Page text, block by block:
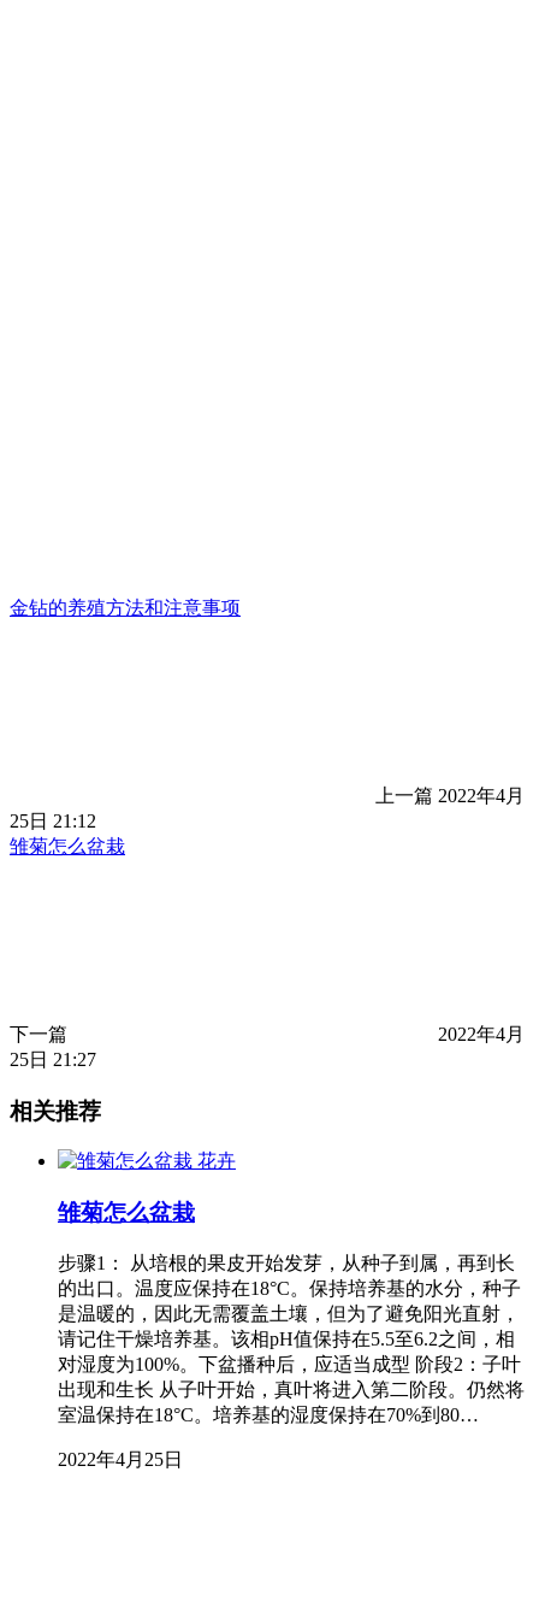
金钻的养殖方法和注意事项
上一篇 2022年4月
25日 21:12
雏菊怎么盆栽
下一篇
2022年4月
25日 21:27
相关推荐
花卉
雏菊怎么盆栽
步骤1： 从培根的果皮开始发芽，从种子到属，再到长
的出口。温度应保持在18°C。保持培养基的水分，种子
是温暖的，因此无需覆盖土壤，但为了避免阳光直射，
请记住干燥培养基。该相pH值保持在5.5至6.2之间，相
对湿度为100%。下盆播种后，应适当成型 阶段2：子叶
出现和生长 从子叶开始，真叶将进入第二阶段。仍然将
室温保持在18°C。培养基的湿度保持在70%到80…
2022年4月25日